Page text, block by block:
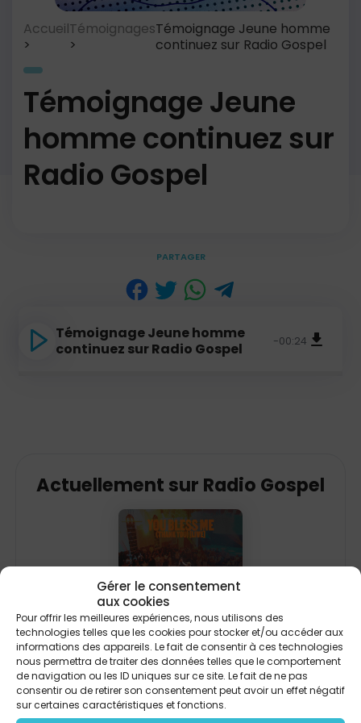
Gérer le consentement
aux cookies
Pour offrir les meilleures expériences, nous utilisons des
technologies telles que les cookies pour stocker et/ou accéder aux
informations des appareils. Le fait de consentir à ces technologies
nous permettra de traiter des données telles que le comportement
de navigation ou les ID uniques sur ce site. Le fait de ne pas
consentir ou de retirer son consentement peut avoir un effet négatif
sur certaines caractéristiques et fonctions.
AccueilTémoignagesTémoignage Jeune homme
continuez sur Radio Gospel
Témoignage Jeune
homme continuez sur
Radio Gospel
PARTAGER
Témoignage Jeune homme
continuez sur Radio Gospel
-00:24
Actuellement sur Radio Gospel
You Bless Me feat.The Choir Room &
Dwan Hill
We The Kingdom